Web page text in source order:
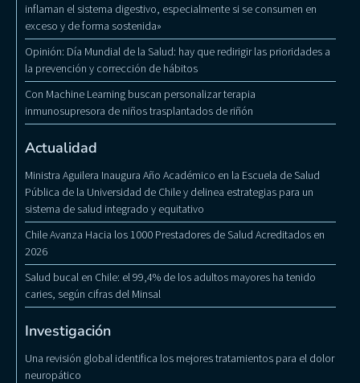
inflaman el sistema digestivo, especialmente si se consumen en
exceso y de forma sostenida»
Opinión: Día Mundial de la Salud: hay que redirigir las prioridades a
la prevención y corrección de hábitos
Con Machine Learning buscan personalizar terapia
inmunosupresora de niños trasplantados de riñón
Actualidad
Ministra Aguilera Inaugura Año Académico en la Escuela de Salud
Pública de la Universidad de Chile y delinea estrategias para un
sistema de salud integrado y equitativo
Chile Avanza Hacia los 1000 Prestadores de Salud Acreditados en
2026
Salud bucal en Chile: el 99,4% de los adultos mayores ha tenido
caries, según cifras del Minsal
Investigación
Una revisión global identifica los mejores tratamientos para el dolor
neuropático